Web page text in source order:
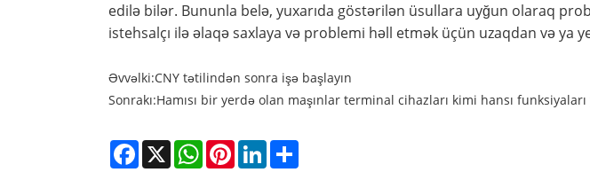
edilə bilər. Bununla belə, yuxarıda göstərilən üsullara uyğun olaraq
istehsalçı ilə əlaqə saxlaya və problemi həll etmək üçün uzaqdan və
Əvvəlki:CNY tətilindən sonra işə başlayın
Sonrakı:Hamısı bir yerdə olan maşınlar terminal cihazları kimi hansı
Facebook
X WhatsAppPinterestLinkedIn